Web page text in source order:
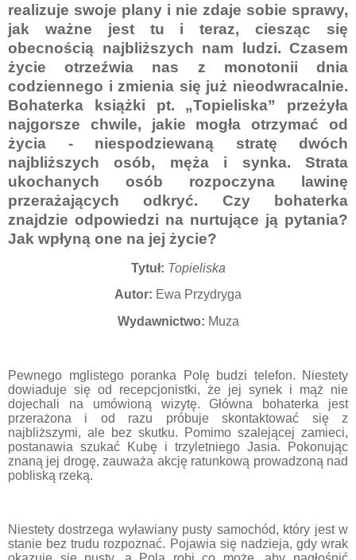
realizuje swoje plany i nie zdaje sobie sprawy,
jak ważne jest tu i teraz, ciesząc się
obecnością najbliższych nam ludzi. Czasem
życie otrzeźwia nas z monotonii dnia
codziennego i zmienia się już nieodwracalnie.
Bohaterka książki pt. „Topieliska” przeżyła
najgorsze chwile, jakie mogła otrzymać od
życia - niespodziewaną stratę dwóch
najbliższych osób, męża i synka. Strata
ukochanych osób rozpoczyna lawinę
przerażających odkryć. Czy bohaterka
znajdzie odpowiedzi na nurtujące ją pytania?
Jak wpłyną one na jej życie?
Tytuł: Topieliska
Autor: Ewa Przydryga
Wydawnictwo: Muza
Pewnego mglistego poranka Polę budzi telefon. Niestety
dowiaduje się od recepcjonistki, że jej synek i mąż nie
dojechali na umówioną wizytę. Główna bohaterka jest
przerażona i od razu próbuje skontaktować się z
najbliższymi, ale bez skutku. Pomimo szalejącej zamieci,
postanawia szukać Kubę i trzyletniego Jasia. Pokonując
znaną jej drogę, zauważa akcję ratunkową prowadzoną nad
pobliską rzeką.
Niestety dostrzega wyławiany pusty samochód, który jest w
stanie bez trudu rozpoznać. Pojawia się nadzieja, gdy wrak